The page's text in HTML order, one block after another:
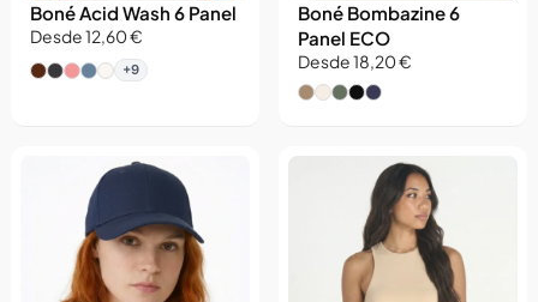
Boné Acid Wash 6 Panel
Desde 12,60 €
+9
Boné Bombazine 6
Panel ECO
Desde 18,20 €